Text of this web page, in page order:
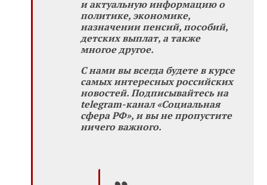
и актуальную информацию о
политике, экономике,
назначении пенсий, пособий,
детских выплат, а также
многое другое.
С нами вы всегда будете в курсе
самых интересных российских
новостей. Подписывайтесь на
telegram-канал «Социальная
сфера РФ», и вы не пропустите
ничего важного.